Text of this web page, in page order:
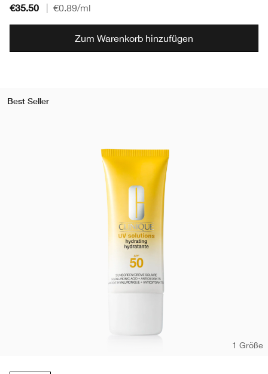
€35.50 €0.89/ml
Zum Warenkorb hinzufügen
Best Seller
1 Größe